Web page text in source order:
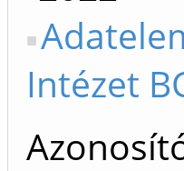
Intézet